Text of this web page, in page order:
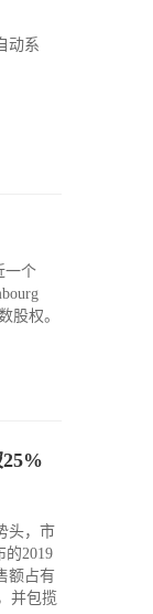
动系
一个
股权。
头，市
的2019
额占有
并包揽